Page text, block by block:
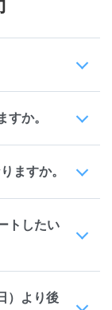
か。
ますか。
トしたい
）より後